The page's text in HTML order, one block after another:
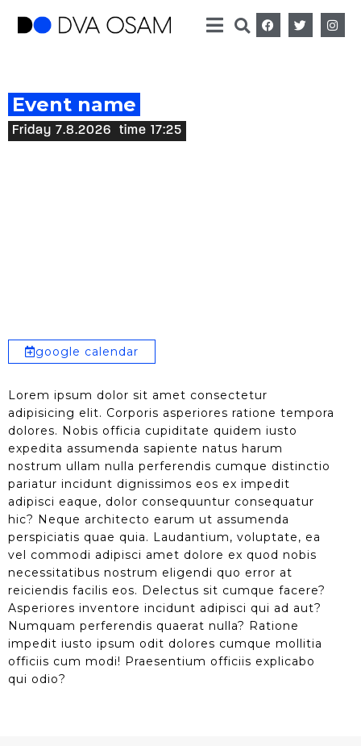
Event name
Friday 7.8.2026 time 17:25
google calendar
Lorem ipsum dolor sit amet consectetur
adipisicing elit. Corporis asperiores ratione tempora
dolores. Nobis officia cupiditate quidem iusto
expedita assumenda sapiente natus harum
nostrum ullam nulla perferendis cumque distinctio
pariatur incidunt dignissimos eos ex impedit
adipisci eaque, dolor consequuntur consequatur
hic? Neque architecto earum ut assumenda
perspiciatis quae quia. Laudantium, voluptate, ea
vel commodi adipisci amet dolore ex quod nobis
necessitatibus nostrum eligendi quo error at
reiciendis facilis eos. Delectus sit cumque facere?
Asperiores inventore incidunt adipisci qui ad aut?
Numquam perferendis quaerat nulla? Ratione
impedit iusto ipsum odit dolores cumque mollitia
officiis cum modi! Praesentium officiis explicabo
qui odio?